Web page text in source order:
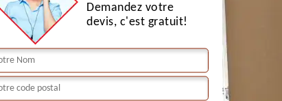
Demandez votre
devis, c'est gratuit!